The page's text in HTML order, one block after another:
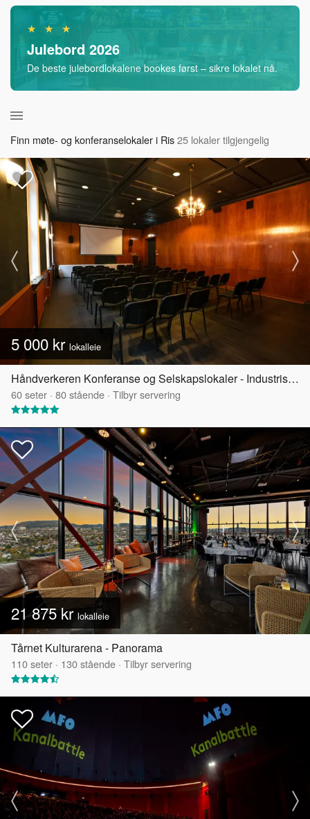
★ ★ ★
Julebord 2026
De beste julebordlokalene bookes først – sikre lokalet nå.
Finn møte- og konferanselokaler i Ris25 lokaler tilgjengelig
5 000 kr lokalleie
Håndverkeren Konferanse og Selskapslokaler - Industrisalen
60seter · 80stående · Tilbyr servering
21 875 krlokalleie
Tårnet Kulturarena - Panorama
110seter · 130stående · Tilbyr servering